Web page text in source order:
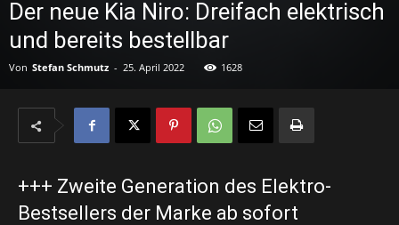
Der neue Kia Niro: Dreifach elektrisch
und bereits bestellbar
Von Stefan Schmutz - 25. April 2022 1628
+++ Zweite Generation des Elektro-
Bestsellers der Marke ab sofort